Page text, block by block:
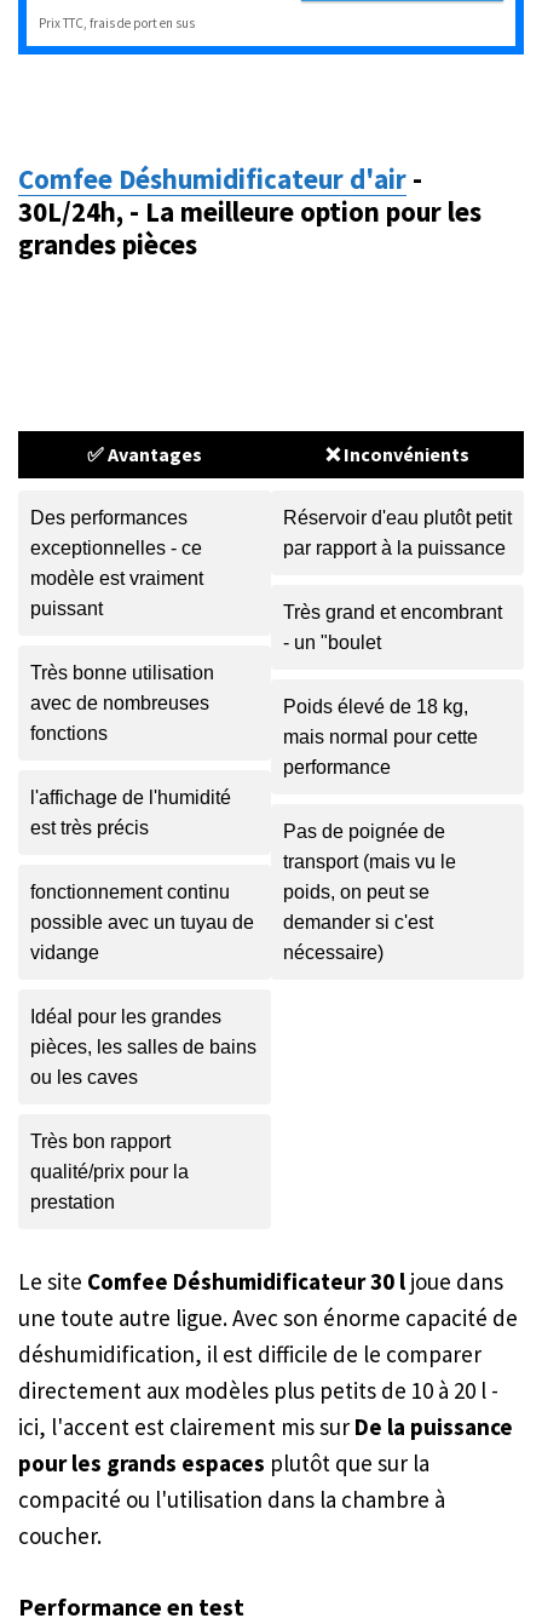
Prix TTC, frais de port en sus
Comfee Déshumidificateur d'air -
30L/24h, - La meilleure option pour les
grandes pièces
✅ Avantages
Des performances
exceptionnelles - ce
modèle est vraiment
puissant
Très bonne utilisation
avec de nombreuses
fonctions
l'affichage de l'humidité
est très précis
fonctionnement continu
possible avec un tuyau de
vidange
Idéal pour les grandes
pièces, les salles de bains
ou les caves
Très bon rapport
qualité/prix pour la
prestation
❌ Inconvénients
Réservoir d'eau plutôt petit
par rapport à la puissance
Très grand et encombrant
- un "boulet
Poids élevé de 18 kg,
mais normal pour cette
performance
Pas de poignée de
transport (mais vu le
poids, on peut se
demander si c'est
nécessaire)
Le site Comfee Déshumidificateur 30 l joue dans
une toute autre ligue. Avec son énorme capacité de
déshumidification, il est difficile de le comparer
directement aux modèles plus petits de 10 à 20 l -
ici, l'accent est clairement mis sur De la puissance
pour les grands espaces plutôt que sur la
compacité ou l'utilisation dans la chambre à
coucher.
Performance en test